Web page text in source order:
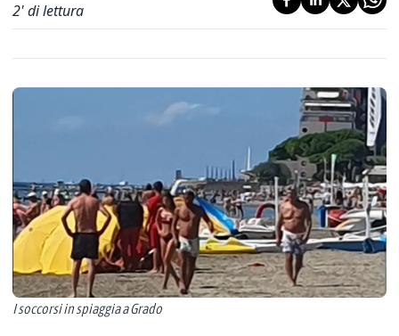
2' di lettura
I soccorsi in spiaggia a Grado